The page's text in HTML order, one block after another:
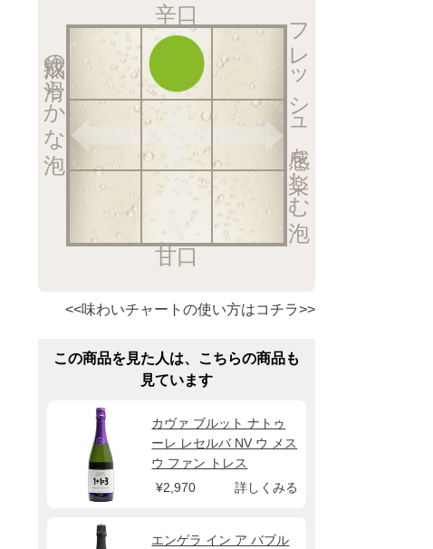
辛口 フレッシュ感を楽しむ泡
甘口
熟成の滑らかな泡
<<味わいチャートの使い方はコチラ>>
この商品を見た人は、こちらの商品も
見ています
カヴァ ブルット ナトゥ
ーレ レセルバ NV ウ メス
ウ ファン トレス
¥2,970
詳しくみる
エンゲラ イン ア バブル